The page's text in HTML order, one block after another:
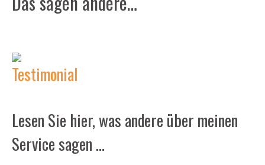
Lesen Sie hier, was andere über meinen
Service sagen …